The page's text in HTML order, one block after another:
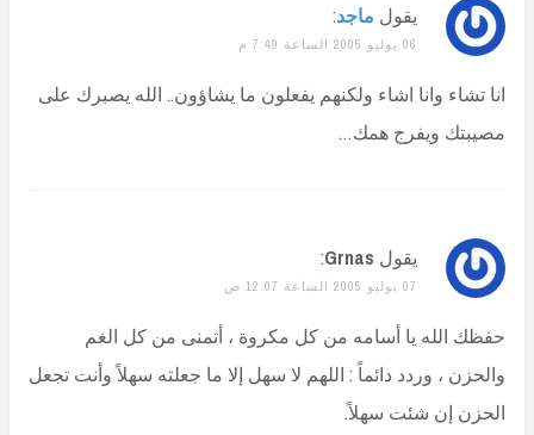
يقول ماجد:
06 يوليو 2005 الساعة 7:49 م
انا تشاء وانا اشاء ولكنهم يفعلون ما يشاؤون.. الله يصبرك على
مصيبتك ويفرج همك…
يقول Grnas
:
07 يوليو 2005 الساعة 12:07 ص
حفظك الله يا أسامه من كل مكروة ، أتمنى من كل الغم
والحزن ، وردد دائماً : اللهم لا سهل إلا ما جعلته سهلاً وأنت تجعل
الحزن إن شئت سهلاً.